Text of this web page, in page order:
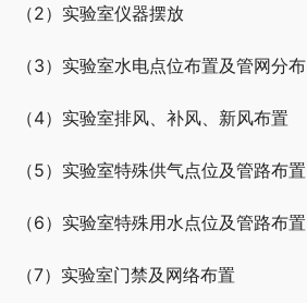
（2）实验室仪器摆放
（3）实验室水电点位布置及管网分布
（4）实验室排风、补风、新风布置
（5）实验室特殊供气点位及管路布置
（6）实验室特殊用水点位及管路布置
（7）实验室门禁及网络布置